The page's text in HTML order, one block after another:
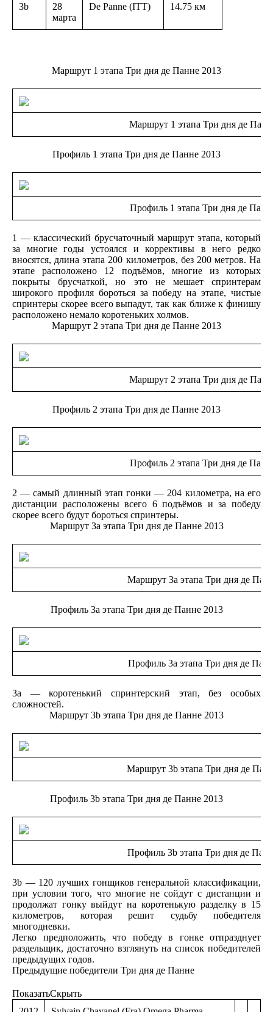
3b
28
марта
De Panne (ITT) 14.75 км
Маршрут 1 этапа Три дня де Панне 2013
Маршрут 1 этапа Три дня де
Профиль 1 этапа Три дня де Панне 2013
Профиль 1 этапа Три дня де
1 — классический брусчаточный маршрут этапа, который
за многие годы устоялся и коррективы в него редко
вносятся, длина этапа 200 километров, без 200 метров. На
этапе расположено 12 подъёмов, многие из которых
покрыты брусчаткой, но это не мешает спринтерам
широкого профиля бороться за победу на этапе, чистые
спринтеры скорее всего выпадут, так как ближе к финишу
расположено немало коротеньких холмов.
Маршрут 2 этапа Три дня де Панне 2013
Маршрут 2 этапа Три дня де
Профиль 2 этапа Три дня де Панне 2013
Профиль 2 этапа Три дня де
2 — самый длинный этап гонки — 204 километра, на его
дистанции расположены всего 6 подъёмов и за победу
скорее всего будут бороться спринтеры.
Маршрут 3а этапа Три дня де Панне 2013
Маршрут 3а этапа Три дня де
Профиль 3а этапа Три дня де Панне 2013
Профиль 3а этапа Три дня де
3а — коротенький спринтерский этап, без особых
сложностей.
Маршрут 3b этапа Три дня де Панне 2013
Маршрут 3b этапа Три дня де
Профиль 3b этапа Три дня де Панне 2013
Профиль 3b этапа Три дня де
3b — 120 лучших гонщиков генеральной классификации,
при условии того, что многие не сойдут с дистанции и
продолжат гонку выйдут на коротенькую разделку в 15
километров, которая решит судьбу победителя
многодневки.
Легко предположить, что победу в гонке отпразднует
раздельщик, достаточно взглянуть на список победителей
предыдущих годов.
Предыдущие победители Три дня де Панне
ПоказатьСкрыть